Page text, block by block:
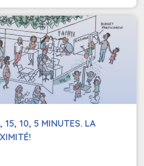
15, 10, 5 MINUTES. LA